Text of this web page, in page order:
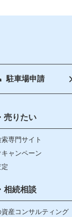
会社紹介
お知ら
社長ブ
お問い
個人情
駐車場申請
売りたい
専門サイト
キャンペーン
相続相談
産コンサルティング